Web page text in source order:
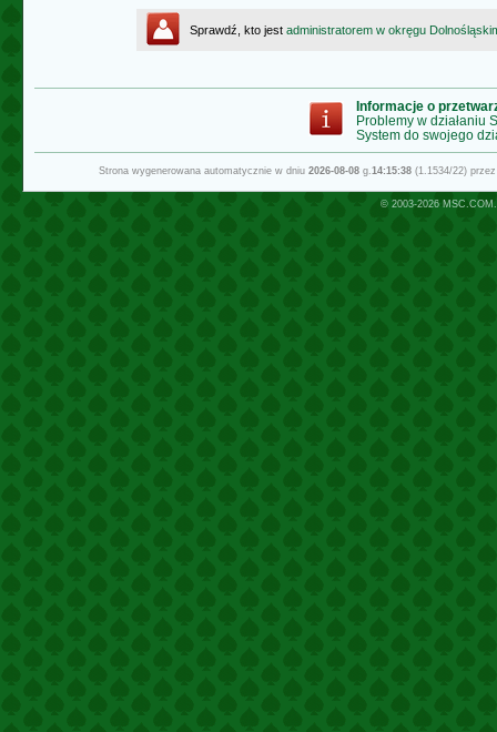
Sprawdź, kto jest administratorem w okręgu
Informacje o
Problemy w działaniu
System do swojego
Strona wygenerowana automatycznie w dniu 2026-08-08g.14:15:38(1.1534/22)
© 2003-2026